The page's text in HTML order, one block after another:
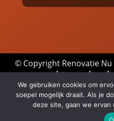
© Copyright Renovatie Nu
laten maken
Privacyverklaring|
We gebruiken cookies om
soepel mogelijk draait. Als je
deze site, gaan we